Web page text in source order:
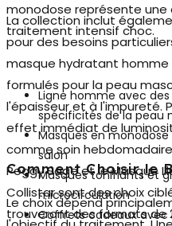
monodose représente
traitement intensif choc.
La collection inclut
pour des besoins
masque hydratant homme
formulés pour la peau
l'épaisseur et à l'impureté.
effet immédiat de
comme soin
Peggy Sage et le Masque
Collistar sont des choix
trouveront des formats de
Ligne homme avec
spécificités de la peau
Masques en
salon
Masques tonifiants et
microcirculation
Coffrets cadeaux avec
Comment Choisir le
Le choix dépend